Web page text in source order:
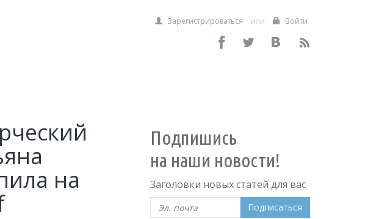
Зарегистрироваться или Войти
на
Подпишись
на наши новости!
Заголовки новых статей для вас
Подписаться